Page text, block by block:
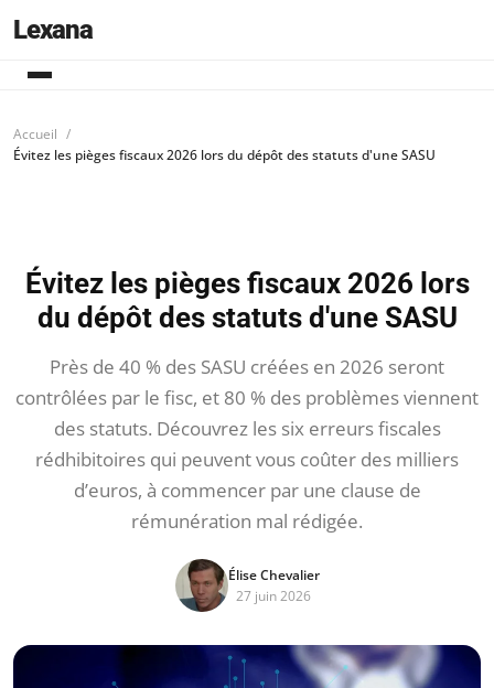
Lexana
Accueil
Évitez les pièges fiscaux 2026 lors du dépôt des statuts d'une SASU
Évitez les pièges fiscaux 2026 lors
du dépôt des statuts d'une SASU
Près de 40 % des SASU créées en 2026 seront
contrôlées par le fisc, et 80 % des problèmes viennent
des statuts. Découvrez les six erreurs fiscales
rédhibitoires qui peuvent vous coûter des milliers
d’euros, à commencer par une clause de
rémunération mal rédigée.
Élise Chevalier
27 juin 2026